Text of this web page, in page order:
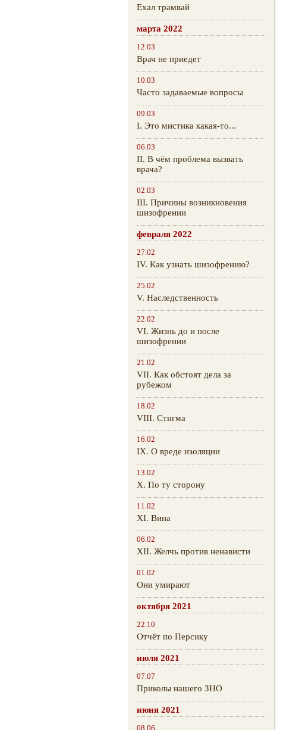
Ехал трамвай
марта 2022
12.03
Врач не приедет
10.03
Часто задаваемые вопросы
09.03
I. Это мистика какая-то...
06.03
II. В чём проблема вызвать
врача?
02.03
III. Причины возникновения
шизофрении
февраля 2022
27.02
IV. Как узнать шизофрению?
25.02
V. Наследственность
22.02
VI. Жизнь до и после
шизофрении
21.02
VII. Как обстоят дела за
рубежом
18.02
VIII. Стигма
16.02
IX. О вреде изоляции
13.02
Х. По ту сторону
11.02
XI. Вина
06.02
XII. Желчь против ненависти
01.02
Они умирают
октября 2021
22.10
Отчёт по Персику
июля 2021
07.07
Приколы нашего ЗНО
июня 2021
08.06